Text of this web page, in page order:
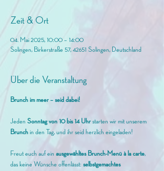
Zeit & Ort
04. Mai 2025, 10:00 – 14:00
Solingen, Birkerstraße 57, 42651 Solingen, Deutschland
Über die Veranstaltung
Brunch im meer – seid dabei!
Jeden Sonntag von 10 bis 14 Uhr starten wir mit unserem
Brunch in den Tag, und ihr seid herzlich eingeladen!
Freut euch auf ein ausgewähltes Brunch-Menü à la carte,
das keine Wünsche offenlässt: selbstgemachtes